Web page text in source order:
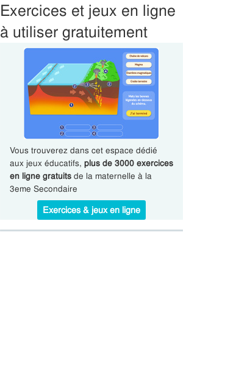
Exercices et jeux en ligne
à utiliser gratuitement
Vous trouverez dans cet espace dédié
aux jeux éducatifs, plus de 3000 exercices
en ligne gratuitsde la maternelle à la
3eme Secondaire
Exercices & jeux en ligne